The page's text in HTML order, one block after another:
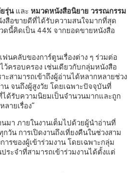
รุ่นและ หมวดหนังสือนิยาย วรรณกรรม
สือขายดีที่ได้รับความสนใจมากที่สุด
นี้คิดเป็น 44% จากยอดขายหนังสือ
นคลับของการ์ตูนเรื่องต่าง ๆ ร่วมต่อ
ครอบครอง เช่นเดียวกับกลุ่มหนังสือ
ะสามารถเข้าถึงผู้อ่านได้หลากหลายช่วง
น จนถึงผู้สูงวัย โดยเฉพาะปัจจุบันที่
ด้รับความนิยมเป็นจำนวนมากและถูก
ายเรื่อง”
มา ภายในงานเต็มไปด้วยผู้นำอ่านที่
วัน การเปิดงานถึงเที่ยงคืนในช่วงสาม
รของผู้เข้าร่วมงาน โดยเฉพาะกลุ่ม
ะจำที่สามารถเข้าร่วมงานได้ตั้งแต่